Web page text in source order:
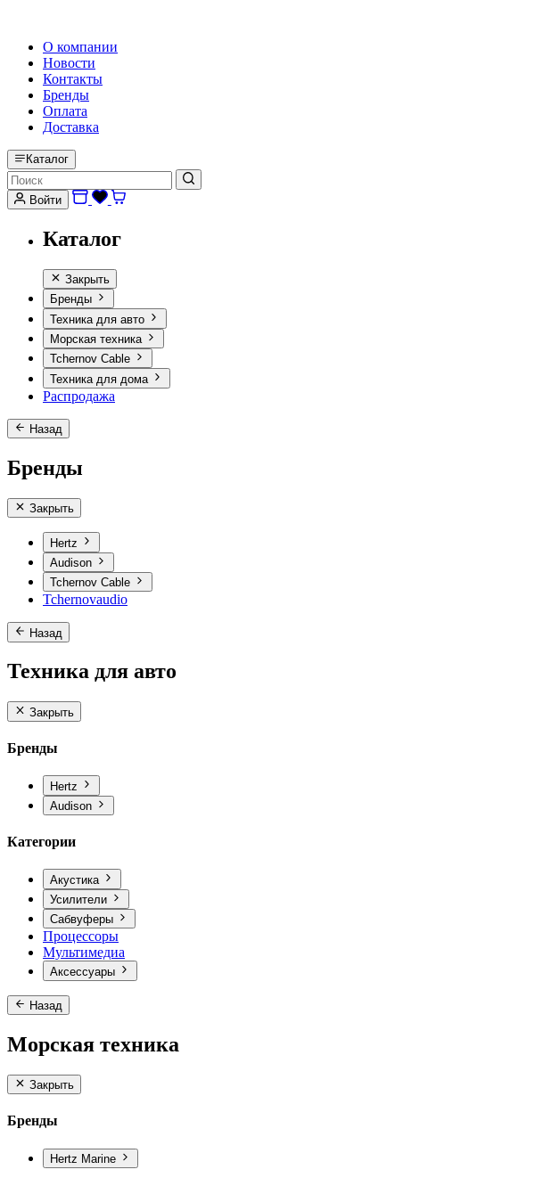
О компании
Новости
Контакты
Бренды
Оплата
Доставка
Каталог
Войти
Каталог
Закрыть
Бренды
Техника для авто
Морская техника
Tchernov Cable
Техника для дома
Распродажа
Назад
Бренды
Закрыть
Hertz
Audison
Tchernov Cable
Tchernovaudio
Назад
Техника для авто
Закрыть
Бренды
Hertz
Audison
Категории
Акустика
Усилители
Сабвуферы
Процессоры
Мультимедиа
Аксессуары
Назад
Морская техника
Закрыть
Бренды
Hertz Marine